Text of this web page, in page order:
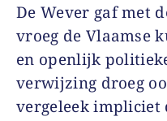
De Wever gaf met
vroeg de Vlaamse
en openlijk
verwijzing droeg
vergeleek impliciet